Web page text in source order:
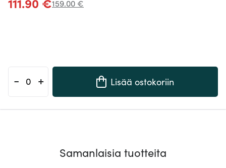
159.00 €
- + Lisää ostokoriin
Samanlaisia tuotteita